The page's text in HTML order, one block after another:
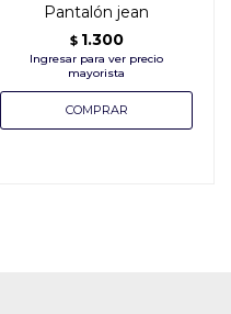
Pantalón jean
$ 1.300